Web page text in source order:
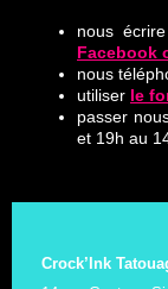
nous
Facebook
nous
utiliser le
passer
et 19h au
Crock’Ink